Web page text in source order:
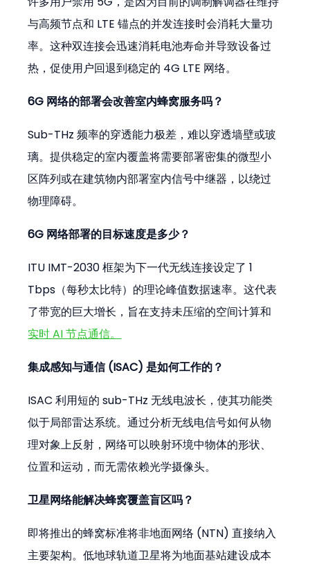
与高频节点和 LTE 锚点的并发连接时会消耗大量功
率。这种双连接会迅速消耗电池寿命并导致设备过
热，促使用户回退到稳定的 4G LTE 网络。
6G 网络的部署会改善室内蜂窝服务吗？
Sub-THz 频率的穿透能力极差，难以穿透墙壁或玻
璃。提供稳定的室内覆盖将需要部署密集的微型小
区阵列或在建筑物内部署室内信号中继器，以绕过
物理障碍。
6G 网络部署的目标速度是多少？
ITU IMT-2030 框架为下一代无线连接设定了 1
Tbps（每秒太比特）的理论峰值数据速率。这代表
了带宽的巨大增长，旨在支持未压缩的空间计算和
实时 AI 节点通信。
集成感知与通信 (ISAC) 是如何工作的？
ISAC 利用短的 sub-THz 无线电波长，使其功能类
似于局部雷达系统。通过分析无线电信号如何从物
理对象上反射，网络可以映射环境中物体的形状、
位置和运动，而无需依赖光学摄像头。
卫星网络能解决蜂窝覆盖盲区吗？
即将推出的蜂窝标准将非地面网络 (NTN) 直接纳入
主要架构。低地球轨道卫星将为地面基站建设成本